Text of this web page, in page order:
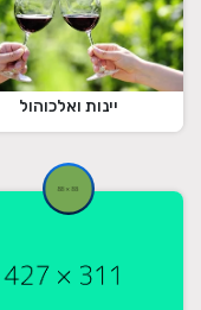
יינות ואלכוהול